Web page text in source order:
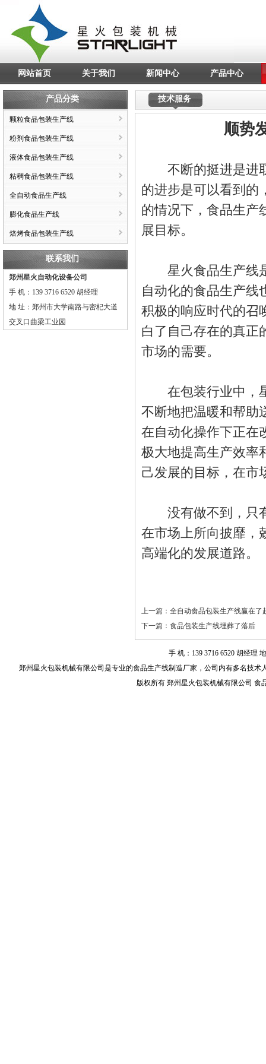
网站首页 关于我们 新闻中心 产品中心
产品分类
颗粒食品包装生产线
粉剂食品包装生产线
液体食品包装生产线
粘稠食品包装生产线
全自动食品生产线
膨化食品生产线
焙烤食品包装生产线
联系我们
郑州星火自动化设备公司
手 机：139 3716 6520 胡经理
地 址：郑州市大学南路与密杞大道
交叉口曲梁工业园
技术服务
顺势
不断的挺进是进取
的进步是可以看到的
的情况下，食品生产
展目标。
星火食品生产线是
自动化的食品生产线
积极的响应时代的召
白了自己存在的真正
市场的需要。
在包装行业中，星
不断地把温暖和帮助
在自动化操作下正在
极大地提高生产效率
己发展的目标，在市
没有做不到，只
在市场上所向披靡，
高端化的发展道路。
上一篇： 全自动食品包装生产线赢在了
下一篇： 食品包装生产线埋葬了落后
手 机：139 3716 6520 胡经理
郑州星火包装机械有限公司是专业的食品生产线制造厂家，公司内有多名技术
版权所有 郑州星火包装机械有限公司